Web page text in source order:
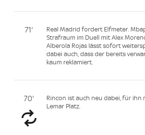
71'
Real Madrid fordert Elfmeter.
Strafraum im Duell mit Alex
Alberola Rojas lässt sofort
dabei auch, dass der bereits
kaum reklamiert.
70'
Rincon ist auch neu dabei, für ihn
Lemar Platz.